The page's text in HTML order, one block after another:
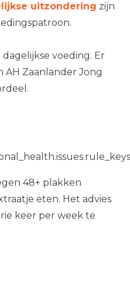
uitzondering zijn
voeding. Er
AH Zaanlander Jong
48+ plakken
eten. Het advies
keer per week te